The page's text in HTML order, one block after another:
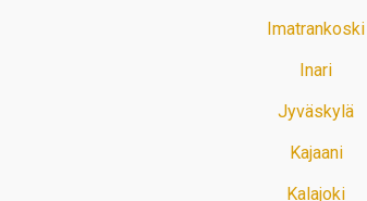
Imatrankoski
Inari
Jyväskylä
Kajaani
Kalajoki